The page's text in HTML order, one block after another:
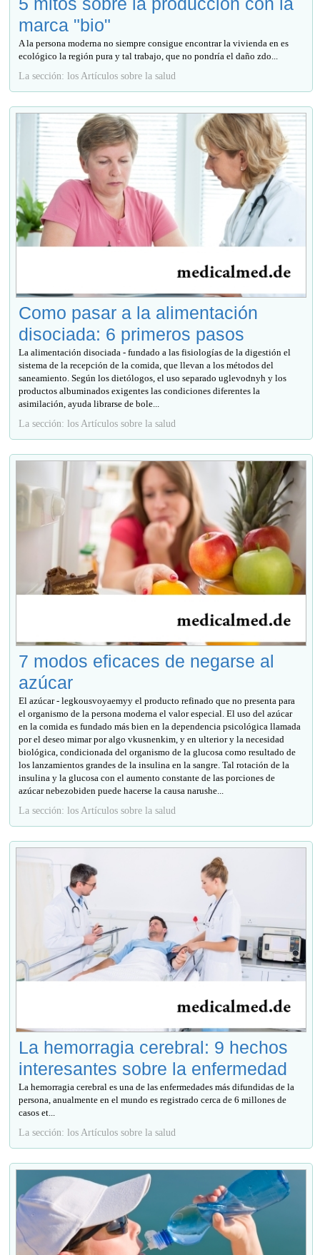
marca "bio"
A la persona moderna no siempre consigue encontrar la vivienda en es
ecológico la región pura y tal trabajo, que no pondría el daño zdo...
La sección: los Artículos sobre la salud
Como pasar a la alimentación
disociada: 6 primeros pasos
La alimentación disociada - fundado a las fisiologías de la digestión el
sistema de la recepción de la comida, que llevan a los métodos del
saneamiento. Según los dietólogos, el uso separado uglevodnyh y los
productos albuminados exigentes las condiciones diferentes la
asimilación, ayuda librarse de bole...
La sección: los Artículos sobre la salud
7 modos eficaces de negarse al
azúcar
El azúcar - legkousvoyaemyy el producto refinado que no presenta para
el organismo de la persona moderna el valor especial. El uso del azúcar
en la comida es fundado más bien en la dependencia psicológica llamada
por el deseo mimar por algo vkusnenkim, y en ulterior y la necesidad
biológica, condicionada del organismo de la glucosa como resultado de
los lanzamientos grandes de la insulina en la sangre. Tal rotación de la
insulina y la glucosa con el aumento constante de las porciones de
azúcar nebezobiden puede hacerse la causa narushe...
La sección: los Artículos sobre la salud
La hemorragia cerebral: 9 hechos
interesantes sobre la enfermedad
La hemorragia cerebral es una de las enfermedades más difundidas de la
persona, anualmente en el mundo es registrado cerca de 6 millones de
casos et...
La sección: los Artículos sobre la salud